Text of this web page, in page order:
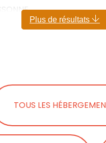
Plus de résultats
TOUS LES